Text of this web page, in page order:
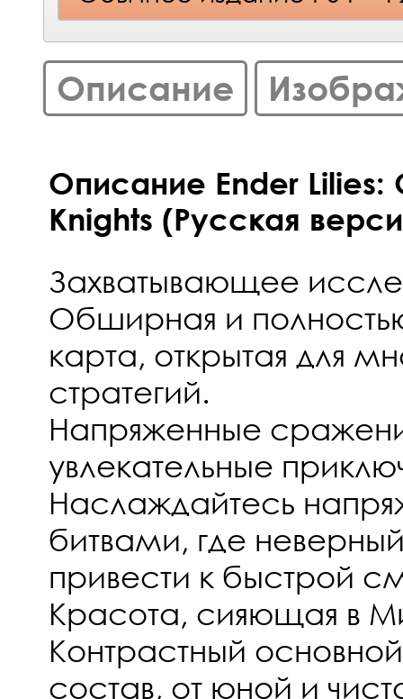
Описание
Описание Ender Lilies:
Knights (Русская
Захватывающее
Обширная и
карта, открытая для
стратегий.
Напряженные
увлекательные
Наслаждайтесь
битвами, где
привести к быстрой
Красота, сияющая в
Контрастный
состав, от юной и